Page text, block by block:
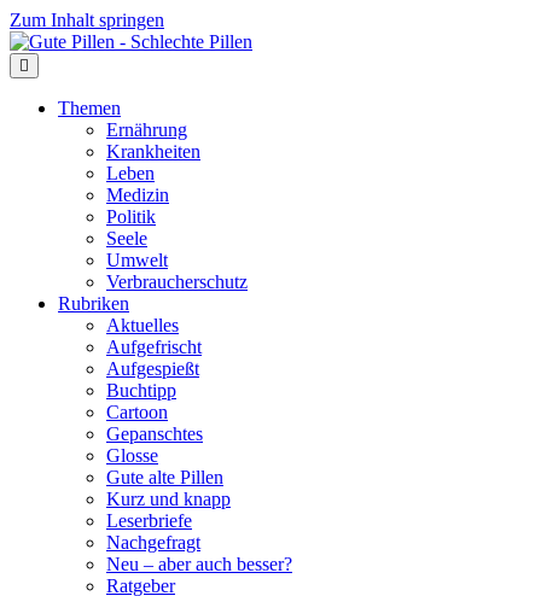
Zum Inhalt springen
Themen
Ernährung
Krankheiten
Leben
Medizin
Politik
Seele
Umwelt
Verbraucherschutz
Rubriken
Aktuelles
Aufgefrischt
Aufgespießt
Buchtipp
Cartoon
Gepanschtes
Glosse
Gute alte Pillen
Kurz und knapp
Leserbriefe
Nachgefragt
Neu – aber auch besser?
Ratgeber